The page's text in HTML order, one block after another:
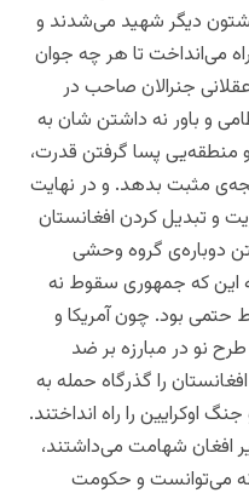
دیگر شهید می‌شدند و
می‌انداخت تا هر چه جوان
جنرالان صاحب در
و باور نه داشتن شان به
پسا گرفتن قدرت،
مثبت بدهد. و‌ در نهایت
و تبدیل کردن افغانستان
دوباره‌ی گروه وحشی
این که جمهوری سقوط نه
بود. چون آمریکا و
نو در مبارزه بر ضد
را گذرگاه حمله به
اوکرایین را راه انداختند.
افغان شهامت می‌داشتند،
می‌توانست و حکومت